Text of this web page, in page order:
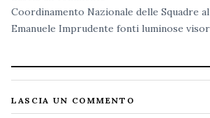
Coordinamento Nazionale delle Squadre
Emanuele Imprudente fonti luminose
LASCIA UN COMMENTO